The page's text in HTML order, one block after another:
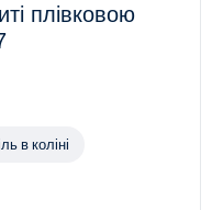
плівковою
в коліні